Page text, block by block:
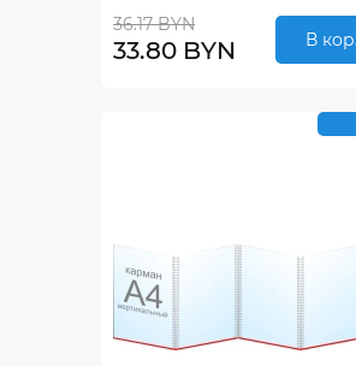
36.17 BYN
33.80 BYN В